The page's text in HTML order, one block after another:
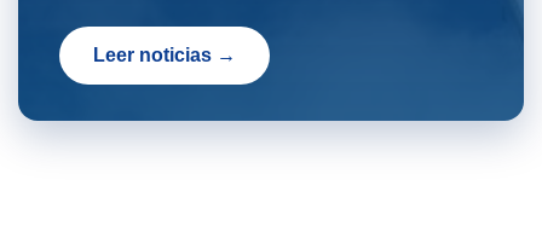
Leer noticias →